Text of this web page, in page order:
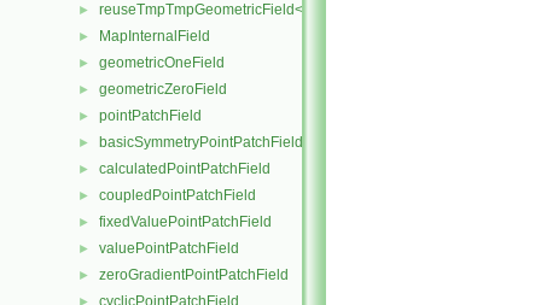
► reuseTmpTmpGeometricField< TypeR, TypeR, TypeR, PatchField,
► MapInternalField
► geometricOneField
► geometricZeroField
► pointPatchField
► basicSymmetryPointPatchField
► calculatedPointPatchField
► coupledPointPatchField
► fixedValuePointPatchField
► valuePointPatchField
► zeroGradientPointPatchField
cyclicPointPatchField